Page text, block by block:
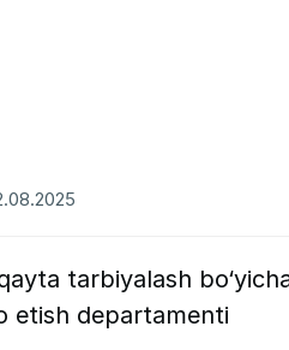
tarbiyalash
etish departamenti